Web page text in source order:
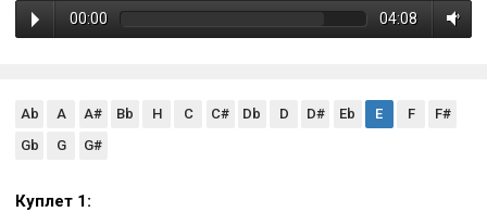
00:00 04:08
Ab A A# Bb H C C# Db D D# Eb E F
F#
Gb
G G#
Куплет 1: